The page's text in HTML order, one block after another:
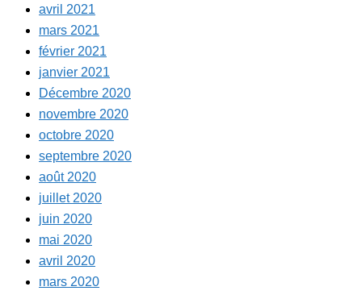
avril 2021
mars 2021
février 2021
janvier 2021
Décembre 2020
novembre 2020
octobre 2020
septembre 2020
août 2020
juillet 2020
juin 2020
mai 2020
avril 2020
mars 2020